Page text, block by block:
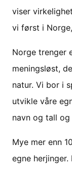
viser
vi først i
Norge trenger
meningsløst,
natur. Vi bor i
utvikle våre
navn og tall
Mye mer enn
egne